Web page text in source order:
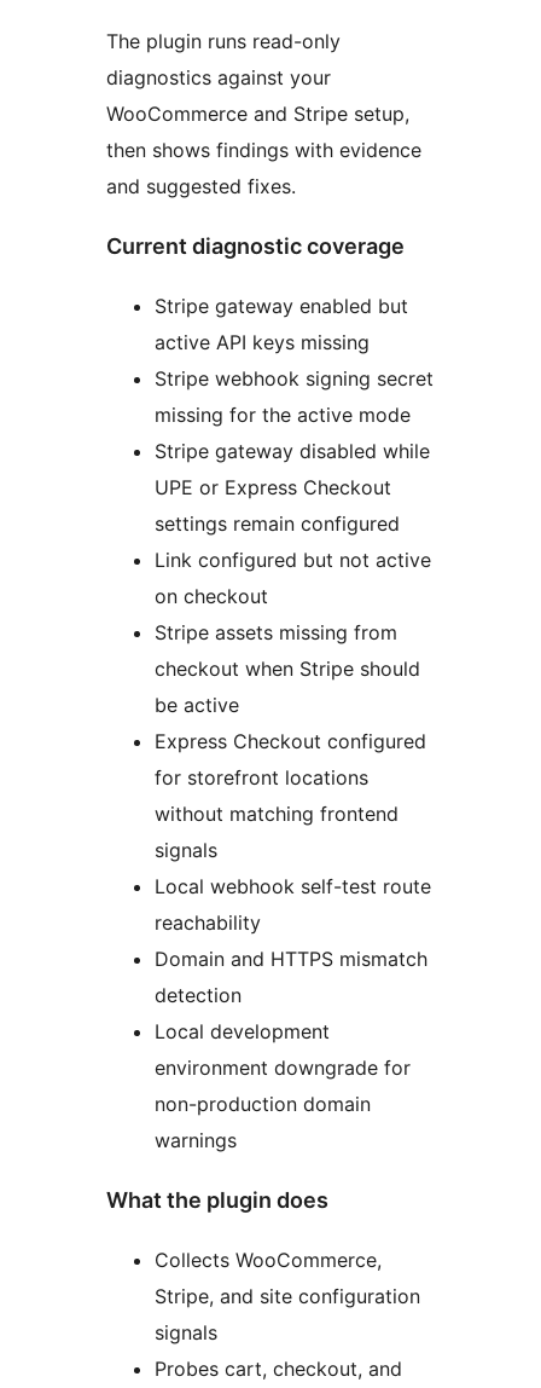
The plugin runs read-only
diagnostics against your
WooCommerce and Stripe setup,
then shows findings with evidence
and suggested fixes.
Current diagnostic coverage
Stripe gateway enabled but
active API keys missing
Stripe webhook signing secret
missing for the active mode
Stripe gateway disabled while
UPE or Express Checkout
settings remain configured
Link configured but not active
on checkout
Stripe assets missing from
checkout when Stripe should
be active
Express Checkout configured
for storefront locations
without matching frontend
signals
Local webhook self-test route
reachability
Domain and HTTPS mismatch
detection
Local development
environment downgrade for
non-production domain
warnings
What the plugin does
Collects WooCommerce,
Stripe, and site configuration
signals
Probes cart, checkout, and